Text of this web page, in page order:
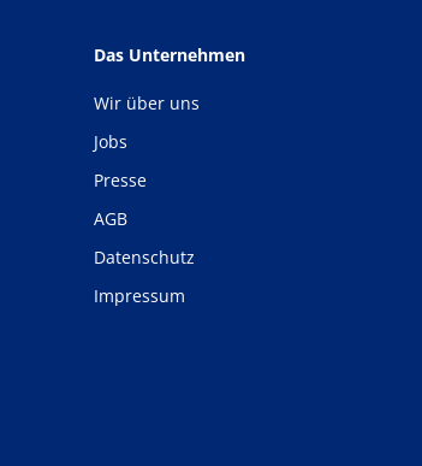
Das Unternehmen
Wir über uns
Jobs
Presse
AGB
Datenschutz
Impressum